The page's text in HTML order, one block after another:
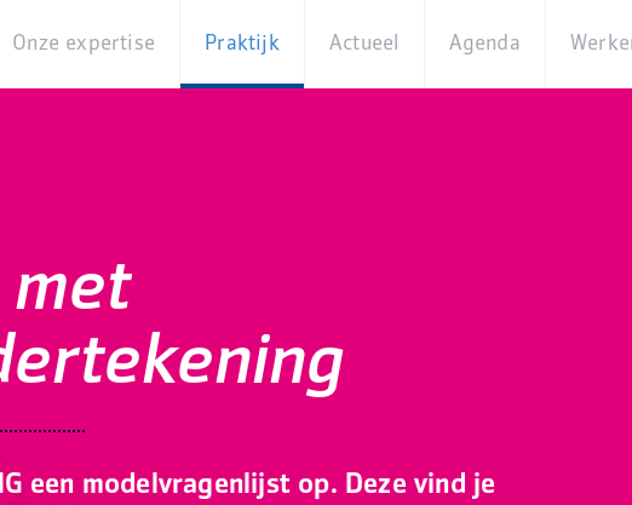
Onze expertise
Thema's
Praktijk
Innovaties
Actueel Agenda
een modelvragenlijst op. Deze vind je